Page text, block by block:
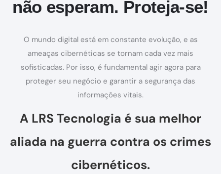
não esperam. Proteja-se!
O mundo digital está em constante evolução, e as
ameaças cibernéticas se tornam cada vez mais
sofisticadas. Por isso, é fundamental agir agora para
proteger seu negócio e garantir a segurança das
informações vitais.
A LRS Tecnologia é sua melhor
aliada na guerra contra os crimes
cibernéticos.